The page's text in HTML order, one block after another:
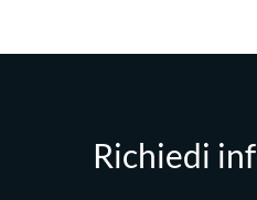
Richiedi